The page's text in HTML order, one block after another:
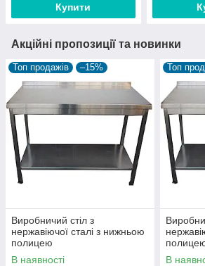
Купити
Акційні пропозиції та новинки
Топ продажів –15%
Виробничий стіл з
нержавіючої сталі з нижньою
полицею
В наявності
Топ
500
В